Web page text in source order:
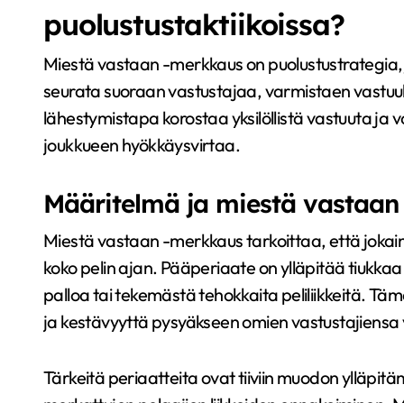
puolustustaktiikoissa?
Miestä vastaan -merkkaus on
seurata suoraan vastustajaa, varmistaen
lähestymistapa korostaa yksilöllistä vastuuta ja
joukkueen hyökkäysvirtaa.
Määritelmä ja miestä
Miestä vastaan -merkkaus tarkoittaa, että
koko pelin ajan. Pääperiaate on ylläpitää
palloa tai tekemästä tehokkaita peliliikkeitä.
ja kestävyyttä pysyäkseen omien vastustajiensa
Tärkeitä periaatteita ovat tiiviin muodon